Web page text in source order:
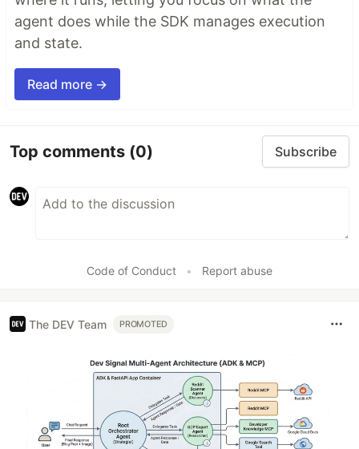
agent does while the SDK manages execution
and state.
Read more →
Top comments (0) Subscribe
Code of Conduct • Report abuse
The DEV Team PROMOTED